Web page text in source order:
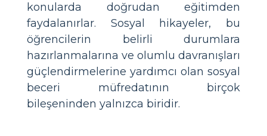
konularda doğrudan eğitimden
faydalanırlar. Sosyal hikayeler, bu
öğrencilerin belirli durumlara
hazırlanmalarına ve olumlu davranışları
güçlendirmelerine yardımcı olan sosyal
beceri müfredatının birçok
bileşeninden yalnızca biridir.